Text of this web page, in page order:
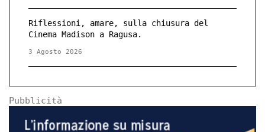
Riflessioni, amare, sulla chiusura del
Cinema Madison a Ragusa.
3 Agosto 2026
Pubblicità